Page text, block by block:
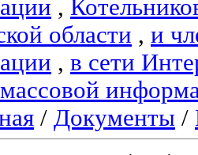
,
области , и
, в сети
/ Документы /